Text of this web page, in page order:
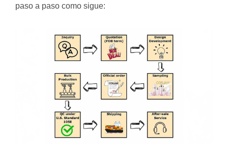
paso a paso como sigue: